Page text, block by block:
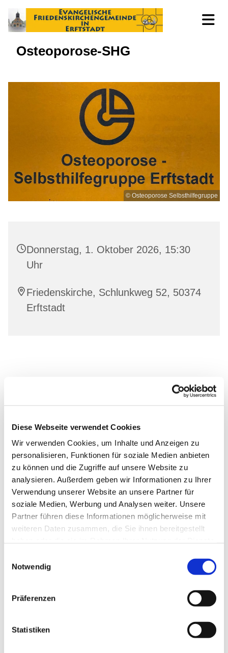
Diese Webseite verwendet Cookies
Wir verwenden Cookies, um Inhalte und Anzeigen zu
personalisieren, Funktionen für soziale Medien anbieten
zu können und die Zugriffe auf unsere Website zu
analysieren. Außerdem geben wir Informationen zu Ihrer
Verwendung unserer Website an unsere Partner für
soziale Medien, Werbung und Analysen weiter. Unsere
Partner führen diese Informationen möglicherweise mit
weiteren Daten zusammen, die Sie ihnen bereitgestellt
Notwendig
Präferenzen
Statistiken
Osteoporose-SHG
© Osteoporose Selbsthilfegruppe
Donnerstag, 1. Oktober 2026, 15:30
Uhr
Friedenskirche, Schlunkweg 52, 50374
Erftstadt
Dies könnte Sie auch